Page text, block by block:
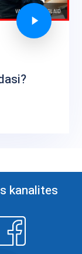
kanalites
Facebook